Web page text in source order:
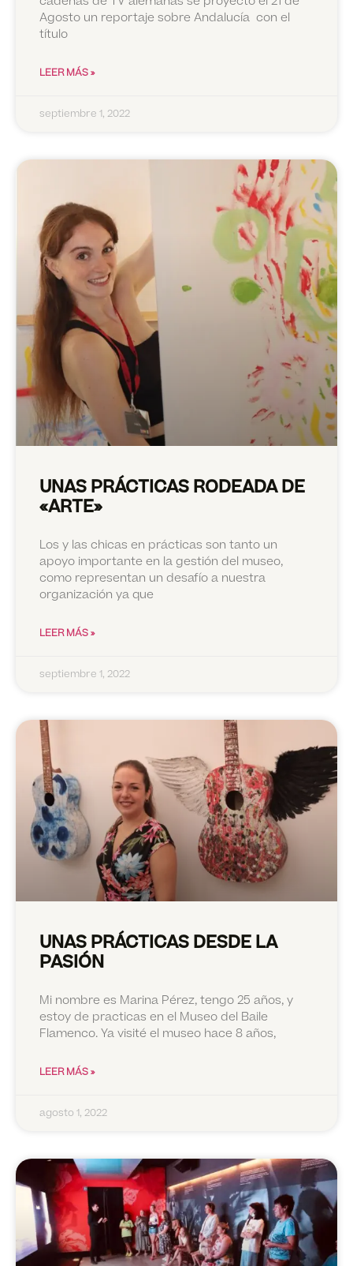
Agosto un reportaje sobre Andalucía con el
título
LEER MÁS »
septiembre 1, 2022
UNAS PRÁCTICAS RODEADA DE
«ARTE»
Los y las chicas en prácticas son tanto un
apoyo importante en la gestión del museo,
como representan un desafío a nuestra
organización ya que
LEER MÁS »
septiembre 1, 2022
UNAS PRÁCTICAS DESDE LA
PASIÓN
Mi nombre es Marina Pérez, tengo 25 años, y
estoy de practicas en el Museo del Baile
Flamenco. Ya visité el museo hace 8 años,
LEER MÁS »
agosto 1, 2022